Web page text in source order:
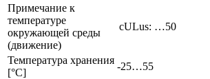
Примечание к
температуре
окружающей среды
(движение)
cULus: …50
Температура хранения
[°C]
-25…55